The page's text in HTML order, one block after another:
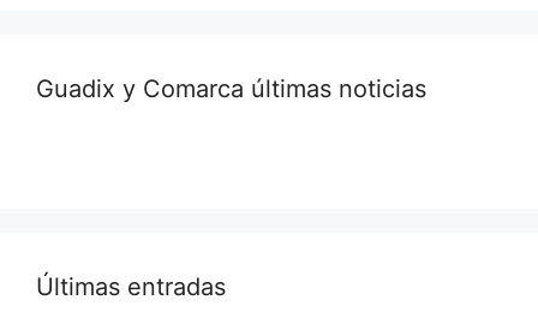
Guadix y Comarca últimas noticias
Últimas entradas